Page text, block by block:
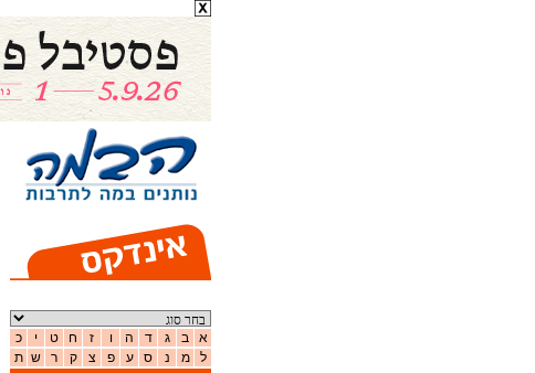
כ י ט ח ז ו ה ד ג ב
א
ת ש ר ק צ פ ע ס נ מ
ל